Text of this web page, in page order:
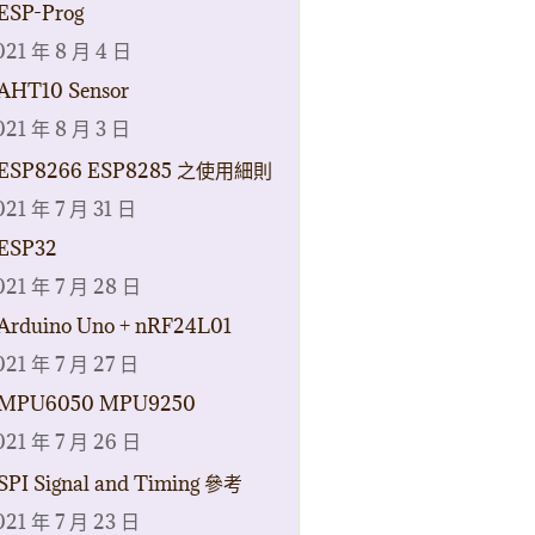
Prog
年 8 月 4 日
Sensor
年 8 月 3 日
ESP8285 之使用細則
年 7 月 31 日
年 7 月 28 日
Uno + nRF24L01
年 7 月 27 日
MPU9250
年 7 月 26 日
Signal and Timing 參考
年 7 月 23 日